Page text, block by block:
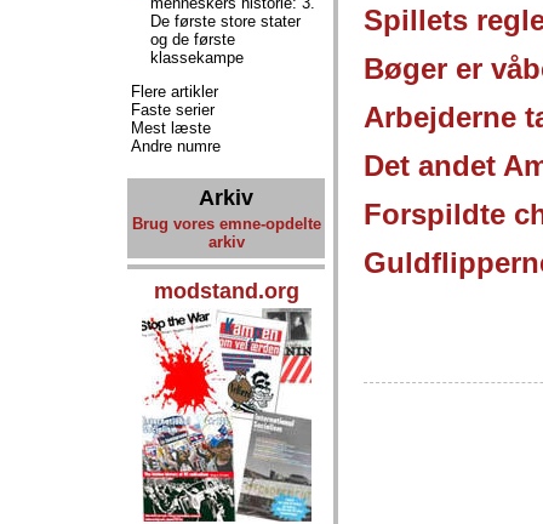
Spillets
Bøger er
Arbejderne
Det andet
Forspildte
De første store stater
og de første
klassekampe
Flere artikler
Faste serier
Mest læste
Andre numre
Arkiv
Brug vores emne-opdelte
arkiv
modstand.org